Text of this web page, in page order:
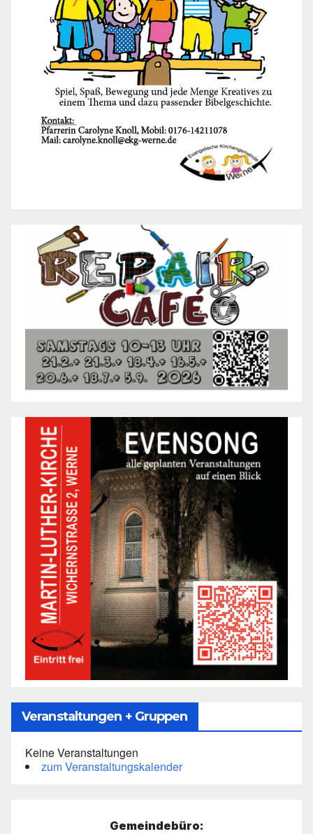
Veranstaltungen + Gruppen
Keine Veranstaltungen
zum Veranstaltungskalender
Gemeindebüro: